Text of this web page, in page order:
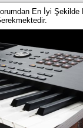
En İyi Şekilde